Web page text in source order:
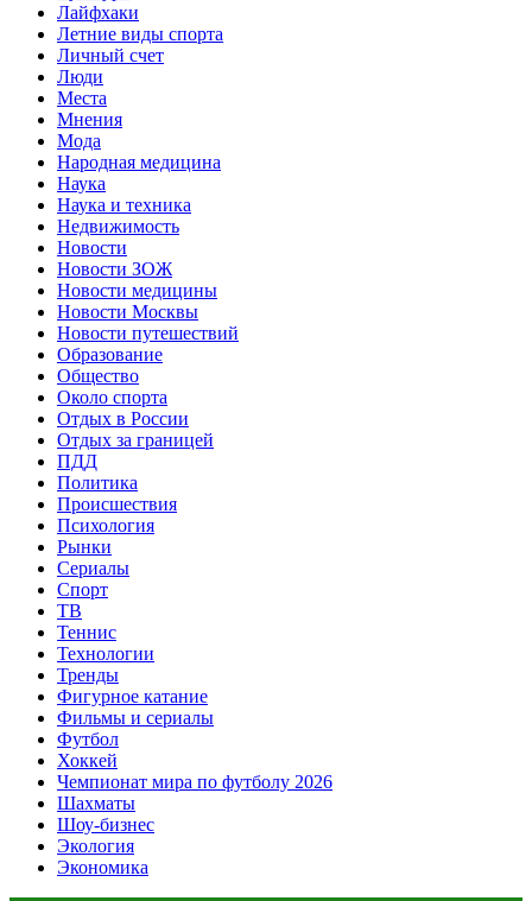
Лайфхаки
Летние виды спорта
Личный счет
Люди
Места
Мнения
Мода
Народная медицина
Наука
Наука и техника
Недвижимость
Новости
Новости ЗОЖ
Новости медицины
Новости Москвы
Новости путешествий
Образование
Общество
Около спорта
Отдых в России
Отдых за границей
ПДД
Политика
Происшествия
Психология
Рынки
Сериалы
Спорт
ТВ
Теннис
Технологии
Тренды
Фигурное катание
Фильмы и сериалы
Футбол
Хоккей
Чемпионат мира по футболу 2026
Шахматы
Шоу-бизнес
Экология
Экономика